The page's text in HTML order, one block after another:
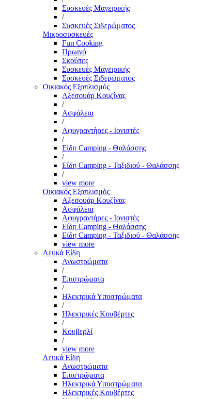
Συσκευές Μαγειρικής
/
Συσκευές Σιδερώματος
Μικροσυσκευές
Fun Cooking
Πρωινό
Σκούπες
Συσκευές Μαγειρικής
Συσκευές Σιδερώματος
Οικιακός Εξοπλισμός
Αξεσουάρ Κουζίνας
/
Ασφάλεια
/
Αφυγραντήρες - Ιονιστές
/
Είδη Camping - Θαλάσσης
/
Είδη Camping - Ταξιδιού - Θαλάσσης
/
view more
Οικιακός Εξοπλισμός
Αξεσουάρ Κουζίνας
Ασφάλεια
Αφυγραντήρες - Ιονιστές
Είδη Camping - Θαλάσσης
Είδη Camping - Ταξιδιού - Θαλάσσης
view more
Λευκά Είδη
Ανωστρώματα
/
Επιστρώματα
/
Ηλεκτρικά Υποστρώματα
/
Ηλεκτρικές Κουβέρτες
/
Κουβερλί
/
view more
Λευκά Είδη
Ανωστρώματα
Επιστρώματα
Ηλεκτρικά Υποστρώματα
Ηλεκτρικές Κουβέρτες